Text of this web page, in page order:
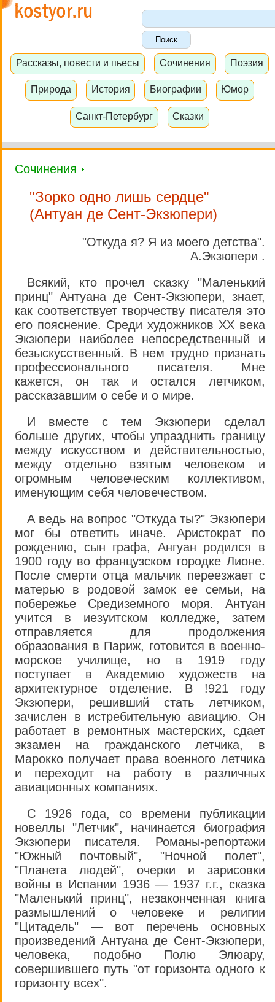
Рассказы, повести и пьесы Сочинения Поэзия
Природа История Биографии Юмор
Санкт-Петербург Сказки
Сочинения
"Зорко одно лишь сердце"
(Антуан де Сент-Экзюпери)
"Откуда я? Я из моего детства".
А.Экзюпери .
Всякий, кто прочел сказку "Маленький
принц" Антуана де Сент-Экзюпери, знает,
как соответствует творчеству писателя это
его пояснение. Среди художников XX века
Экзюпери наиболее непосредственный и
безыскусственный. В нем трудно признать
профессионального писателя. Мне
кажется, он так и остался летчиком,
рассказавшим о себе и о мире.
И вместе с тем Экзюпери сделал
больше других, чтобы упразднить границу
между искусством и действительностью,
между отдельно взятым человеком и
огромным человеческим коллективом,
именующим себя человечеством.
А ведь на вопрос "Откуда ты?" Экзюпери
мог бы ответить иначе. Аристократ по
рождению, сын графа, Ангуан родился в
1900 году во французском городке Лионе.
После смерти отца мальчик переезжает с
матерью в родовой замок ее семьи, на
побережье Средиземного моря. Антуан
учится в иезуитском колледже, затем
отправляется для продолжения
образования в Париж, готовится в военно-
морское училище, но в 1919 году
поступает в Академию художеств на
архитектурное отделение. В !921 году
Экзюпери, решивший стать летчиком,
зачислен в истребительную авиацию. Он
работает в ремонтных мастерских, сдает
экзамен на гражданского летчика, в
Марокко получает права военного летчика
и переходит на работу в различных
авиационных компаниях.
С 1926 года, со времени публикации
новеллы "Летчик", начинается биография
Экзюпери писателя. Романы-репортажи
"Южный почтовый", "Ночной полет",
"Планета людей", очерки и зарисовки
войны в Испании 1936 — 1937 г.г., сказка
"Маленький принц", незаконченная книга
размышлений о человеке и религии
"Цитадель" — вот перечень основных
произведений Антуана де Сент-Экзюпери,
человека, подобно Полю Элюару,
совершившего путь "от горизонта одного к
горизонту всех".